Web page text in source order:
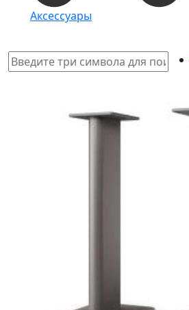
Аксессуары